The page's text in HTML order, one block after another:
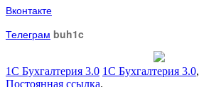
Вконтакте
Телеграм buh1c
1С Бухгалтерия 3.0 1С Бухгалтерия 3.0,
Постоянная ссылка.